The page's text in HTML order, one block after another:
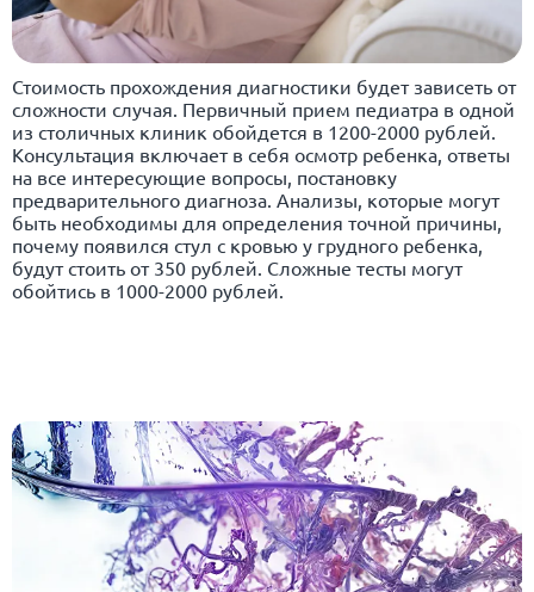
Стоимость прохождения диагностики будет зависеть от
сложности случая. Первичный прием педиатра в одной
из столичных клиник обойдется в 1200-2000 рублей.
Консультация включает в себя осмотр ребенка, ответы
на все интересующие вопросы, постановку
предварительного диагноза. Анализы, которые могут
быть необходимы для определения точной причины,
почему появился стул с кровью у грудного ребенка,
будут стоить от 350 рублей. Сложные тесты могут
обойтись в 1000-2000 рублей.